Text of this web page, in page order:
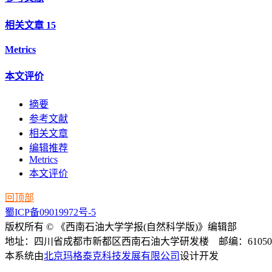
相关文章 15
Metrics
本文评价
摘要
参考文献
相关文章
编辑推荐
Metrics
本文评价
回顶部
蜀ICP备09019972号-5
版权所有 © 《西南石油大学学报(自然科学版)》编辑部
地址：四川省成都市新都区西南石油大学研发楼 邮编：
本系统由北京玛格泰克科技发展有限公司设计开发